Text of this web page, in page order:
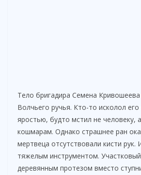
Тело бригадира Семена
Волчьего ручья. Кто-то исколол
яростью, будто мстил не человеку,
кошмарам. Однако страшнее ран
мертвеца отсутствовали кисти рук.
тяжелым инструментом.
деревянным протезом вместо